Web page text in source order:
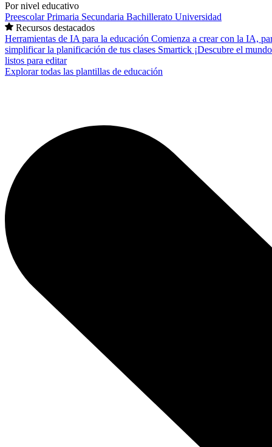
Por nivel educativo
PreescolarPrimaria Secundaria Bachillerato Universidad
Recursos destacados
Herramientas de IA para la educación Comienza a crear con la IA,
simplificar la planificación de tus clases Smartick ¡Descubre el
listos para editar
Explorar todas las plantillas de educación